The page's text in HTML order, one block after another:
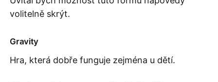
volitelně skrýt.
Gravity
Hra, která dobře funguje zejména u dětí.